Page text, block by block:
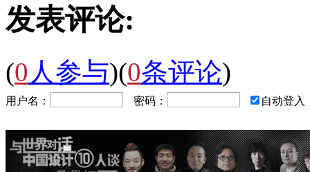
发表评论:
(0 人参与)(0条评论)
用户名： 密码： 自动登入